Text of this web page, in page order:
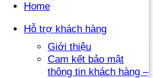
Home
Hỗ trợ khách hàng
Giới thiệu
Cam kết bảo mật
thông tin khách hàng –